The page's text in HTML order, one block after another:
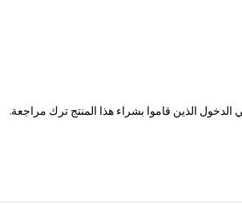
الذين قاموا بشراء هذا المنتج ترك مراجعة.